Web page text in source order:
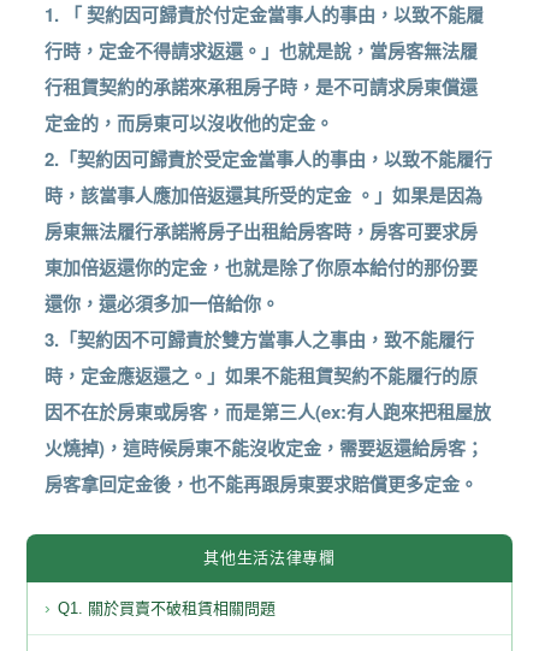
1. 「 契約因可歸責於付定金當事人的事由，以致不能履
行時，定金不得請求返還。」也就是說，當房客無法履
行租賃契約的承諾來承租房子時，是不可請求房東償還
定金的，而房東可以沒收他的定金。
2.「契約因可歸責於受定金當事人的事由，以致不能履行
時，該當事人應加倍返還其所受的定金 。」如果是因為
房東無法履行承諾將房子出租給房客時，房客可要求房
東加倍返還你的定金，也就是除了你原本給付的那份要
還你，還必須多加一倍給你。
3.「契約因不可歸責於雙方當事人之事由，致不能履行
時，定金應返還之。」如果不能租賃契約不能履行的原
因不在於房東或房客，而是第三人(ex:有人跑來把租屋放
火燒掉)，這時候房東不能沒收定金，需要返還給房客；
房客拿回定金後，也不能再跟房東要求賠償更多定金。
其他生活法律專欄
Q1. 關於買賣不破租賃相關問題